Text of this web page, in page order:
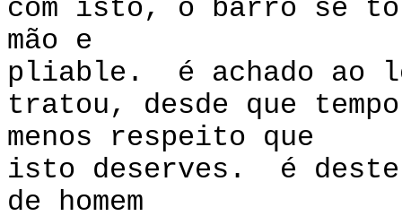
com isto, o barro se
mão e
pliable. é achado ao
tratou, desde que
menos respeito que
isto deserves. é
de homem